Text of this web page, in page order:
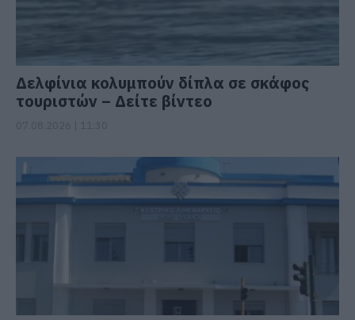
Δελφίνια κολυμπούν δίπλα σε σκάφος
τουριστών – Δείτε βίντεο